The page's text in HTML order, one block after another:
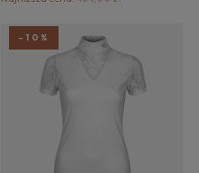
-10%